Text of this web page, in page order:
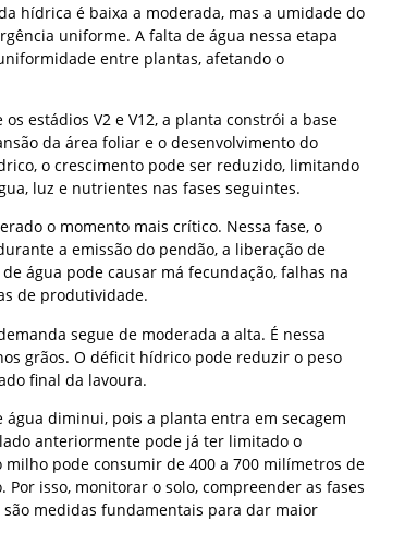
hídrica é baixa a moderada, mas a umidade do
uniforme. A falta de água nessa etapa
entre plantas, afetando o
estádios V2 e V12, a planta constrói a base
da área foliar e o desenvolvimento do
o crescimento pode ser reduzido, limitando
luz e nutrientes nas fases seguintes.
o momento mais crítico. Nessa fase, o
a emissão do pendão, a liberação de
água pode causar má fecundação, falhas na
de produtividade.
segue de moderada a alta. É nessa
grãos. O déficit hídrico pode reduzir o peso
final da lavoura.
água diminui, pois a planta entra em secagem
anteriormente pode já ter limitado o
pode consumir de 400 a 700 milímetros de
isso, monitorar o solo, compreender as fases
medidas fundamentais para dar maior